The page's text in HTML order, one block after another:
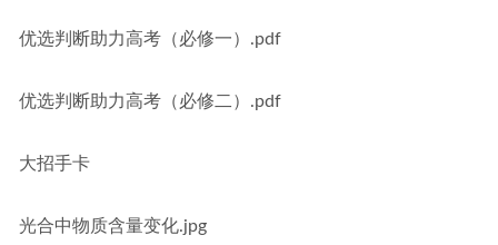
优选判断助力高考（必修一）.pdf
优选判断助力高考（必修二）.pdf
大招手卡
光合中物质含量变化.jpg